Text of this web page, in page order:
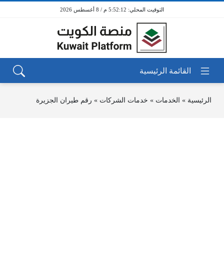
5:52:12 م / 8 أغسطس 2026
الرئيسية » الخدمات » خدمات الشركات » رقم طيران الجزيرة